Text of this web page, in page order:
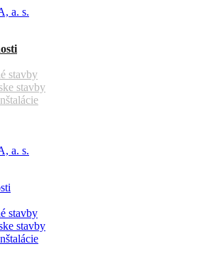
stavby
stavby
stavby
stavby